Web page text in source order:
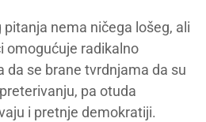
nema ničega lošeg, ali
omogućuje radikalno
da se brane tvrdnjama da su
pa otuda
i pretnje demokratiji.